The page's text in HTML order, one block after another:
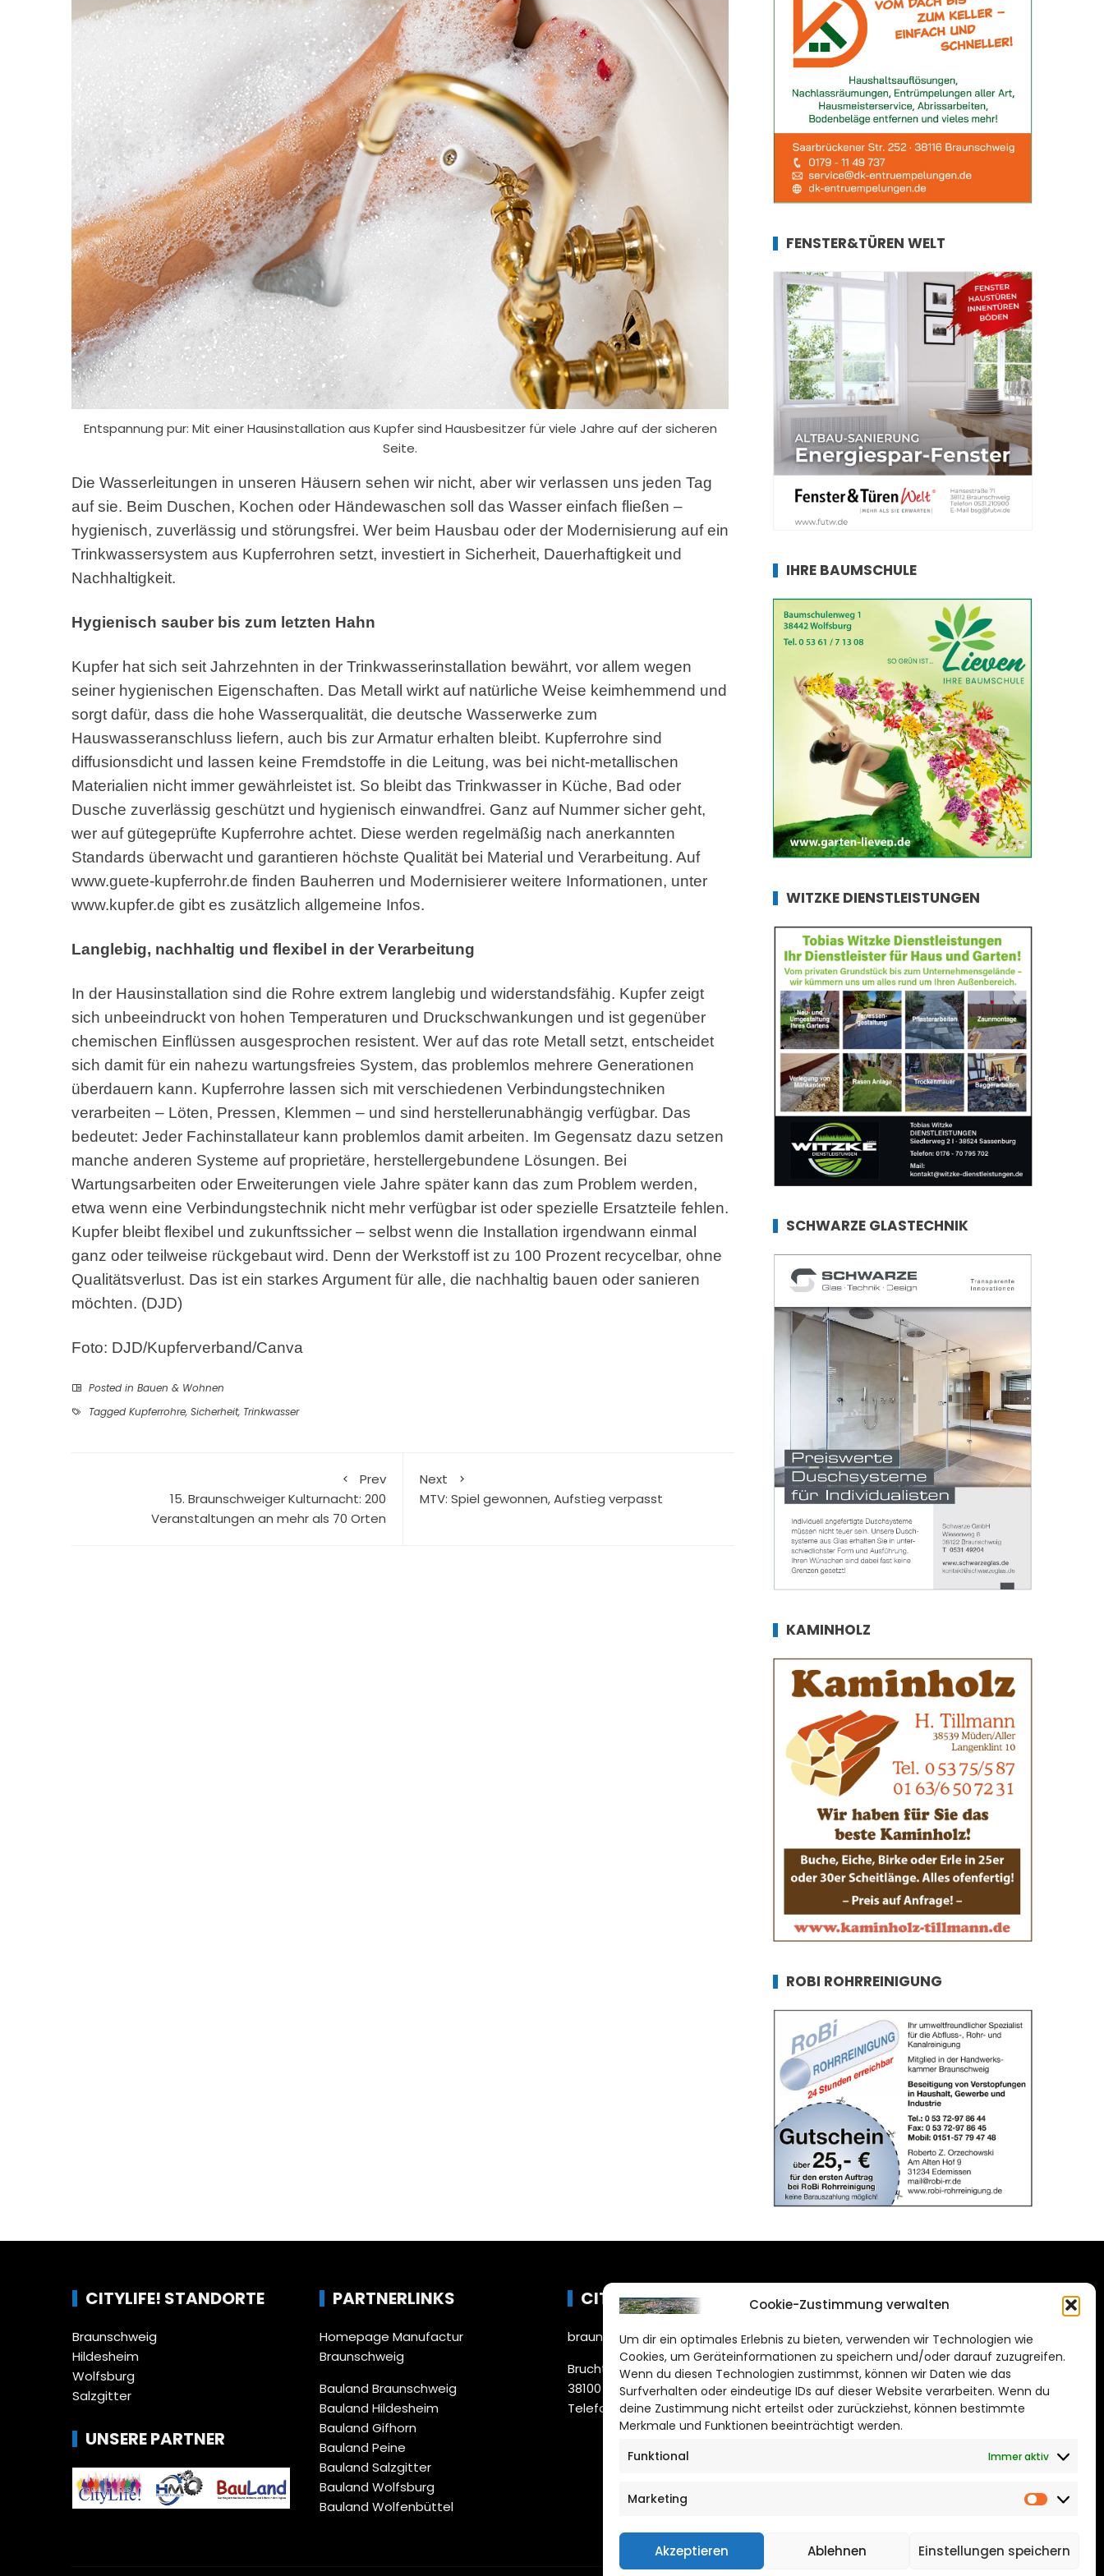
Cookie-Zustimmung verwalten
Um dir ein optimales Erlebnis zu bieten, verwenden wir Technologien wie
Cookies, um Geräteinformationen zu speichern und/oder darauf zuzugreifen.
Wenn du diesen Technologien zustimmst, können wir Daten wie das
Surfverhalten oder eindeutige IDs auf dieser Website verarbeiten. Wenn du
deine Zustimmung nicht erteilst oder zurückziehst, können bestimmte
Merkmale und Funktionen beeinträchtigt werden.
Funktional
Immer aktiv
Marketing
Akzeptieren Ablehnen Einstellungen speichern
Entspannung pur: Mit einer Hausinstallation aus Kupfer sind Hausbesitzer für viele Jahre auf der sicheren
Seite.
Die Wasserleitungen in unseren Häusern sehen wir nicht, aber wir verlassen uns jeden Tag
auf sie. Beim Duschen, Kochen oder Händewaschen soll das Wasser einfach fließen –
hygienisch, zuverlässig und störungsfrei. Wer beim Hausbau oder der Modernisierung auf ein
Trinkwassersystem aus Kupferrohren setzt, investiert in Sicherheit, Dauerhaftigkeit und
Nachhaltigkeit.
Hygienisch sauber bis zum letzten Hahn
Kupfer hat sich seit Jahrzehnten in der Trinkwasserinstallation bewährt, vor allem wegen
seiner hygienischen Eigenschaften. Das Metall wirkt auf natürliche Weise keimhemmend und
sorgt dafür, dass die hohe Wasserqualität, die deutsche Wasserwerke zum
Hauswasseranschluss liefern, auch bis zur Armatur erhalten bleibt. Kupferrohre sind
diffusionsdicht und lassen keine Fremdstoffe in die Leitung, was bei nicht-metallischen
Materialien nicht immer gewährleistet ist. So bleibt das Trinkwasser in Küche, Bad oder
Dusche zuverlässig geschützt und hygienisch einwandfrei. Ganz auf Nummer sicher geht,
wer auf gütegeprüfte Kupferrohre achtet. Diese werden regelmäßig nach anerkannten
Standards überwacht und garantieren höchste Qualität bei Material und Verarbeitung. Auf
www.guete-kupferrohr.de finden Bauherren und Modernisierer weitere Informationen, unter
www.kupfer.de gibt es zusätzlich allgemeine Infos.
Langlebig, nachhaltig und flexibel in der Verarbeitung
In der Hausinstallation sind die Rohre extrem langlebig und widerstandsfähig. Kupfer zeigt
sich unbeeindruckt von hohen Temperaturen und Druckschwankungen und ist gegenüber
chemischen Einflüssen ausgesprochen resistent. Wer auf das rote Metall setzt, entscheidet
sich damit für ein nahezu wartungsfreies System, das problemlos mehrere Generationen
überdauern kann. Kupferrohre lassen sich mit verschiedenen Verbindungstechniken
verarbeiten – Löten, Pressen, Klemmen – und sind herstellerunabhängig verfügbar. Das
bedeutet: Jeder Fachinstallateur kann problemlos damit arbeiten. Im Gegensatz dazu setzen
manche anderen Systeme auf proprietäre, herstellergebundene Lösungen. Bei
Wartungsarbeiten oder Erweiterungen viele Jahre später kann das zum Problem werden,
etwa wenn eine Verbindungstechnik nicht mehr verfügbar ist oder spezielle Ersatzteile fehlen.
Kupfer bleibt flexibel und zukunftssicher – selbst wenn die Installation irgendwann einmal
ganz oder teilweise rückgebaut wird. Denn der Werkstoff ist zu 100 Prozent recycelbar, ohne
Qualitätsverlust. Das ist ein starkes Argument für alle, die nachhaltig bauen oder sanieren
möchten. (DJD)
Foto: DJD/Kupferverband/Canva
Posted in Bauen & Wohnen
Tagged Kupferrohre, Sicherheit, Trinkwasser
Prev
15. Braunschweiger Kulturnacht: 200
Veranstaltungen an mehr als 70 Orten
Next
MTV: Spiel gewonnen, Aufstieg verpasst
FENSTER&TÜREN WELT
IHRE BAUMSCHULE
WITZKE DIENSTLEISTUNGEN
SCHWARZE GLASTECHNIK
KAMINHOLZ
ROBI ROHRREINIGUNG
CITYLIFE! STANDORTE
Braunschweig
Hildesheim
Wolfsburg
Salzgitter
UNSERE PARTNER
PARTNERLINKS
Homepage Manufactur
Braunschweig
Bauland Braunschweig
Bauland Hildesheim
Bauland Gifhorn
Bauland Peine
Bauland Salzgitter
Bauland Wolfsburg
Bauland Wolfenbüttel
CITYLIFE!
braunschweig@citylifemedien.de
Bruchtorwall 12
38100 Braunschweig
Telefon: 0531 387220 – 65
DAS STADTMAGAZIN
FÜR BRAUNSCHWEIG
Impressum
Datenschutzerklärung
Cookie Richtlinie
CITYLIFE! BEI FACEBOOK